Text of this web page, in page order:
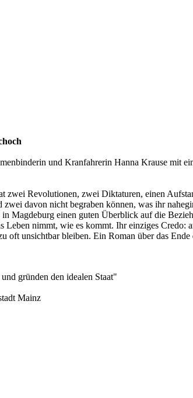
und Kranfahrerin Hanna Krause mit
zwei Revolutionen, zwei Diktaturen, einen
davon nicht begraben können, was ihr
Magdeburg einen guten Überblick auf die
nimmt, wie es kommt. Ihr einziges Credo:
unsichtbar bleiben. Ein Roman über das
gründen den idealen Staat"
Mainz